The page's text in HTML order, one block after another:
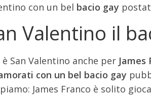
con un bel bacio gay
Valentino il
è San Valentino anche per
con un bel bacio gay
James Franco è solito